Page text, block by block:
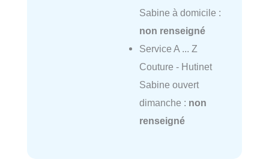
Sabine à domicile :
non renseigné
Service A ... Z
Couture - Hutinet
Sabine ouvert
dimanche : non
renseigné